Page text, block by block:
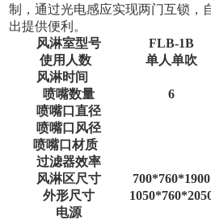
制，通过光电感应实现两门互锁，
出提供便利。
风淋室型号
FLB-1B
使用人数
单人单吹
风淋时间
喷嘴数量
6
喷嘴口直径
喷嘴口风径
喷嘴口材质
过滤器效率
风淋区尺寸
700*760*1900
外形尺寸
电源